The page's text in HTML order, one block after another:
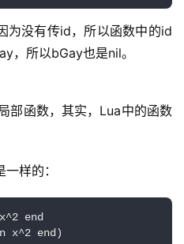
为没有传id，所以函数中的id
，所以bGay也是nil。
部函数，其实，Lua中的函数
样的：
end
x^2 end)